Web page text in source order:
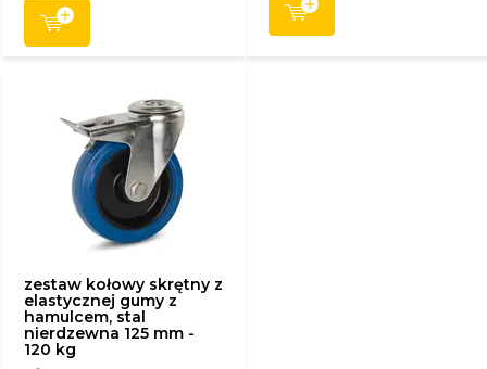
zestaw kołowy skrętny z
elastycznej gumy z
hamulcem, stal
nierdzewna 125 mm -
120 kg